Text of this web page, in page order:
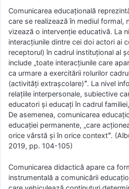
Comunicarea educațională
care se realizează în mediul formal,
vizează o intervenție educativă. La
interacțiunile dintre cei doi actori ai
receptorul) în cadrul instituțional al
include „toate interacțiunile care
ca urmare a exercitării rolurilor
(activități extrașcolare)ˮ. La nivel
relațiile interpersonale, subiective
educatori și educați în cadrul
De asemenea, comunicarea
educației permanente, „care
orice vârstă și în orice contextˮ.
2019, pp. 104-105)
Comunicarea didactică apare ca
instrumentală a comunicării